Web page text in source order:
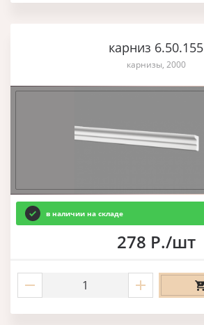
карниз 6.50.155
карнизы, 2000
в наличии на складе
278 Р./шт